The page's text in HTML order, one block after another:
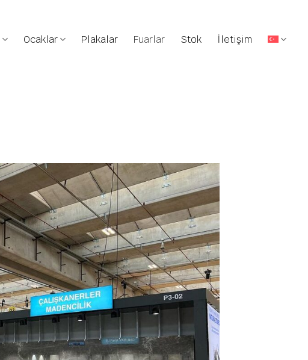
Ocaklar Plakalar Fuarlar Stok İletişim